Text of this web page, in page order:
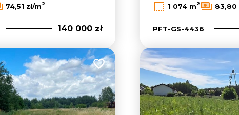
74,51 zł/m2
140 000 zł
1 074 m2 83,80
PFT-GS-4436
Dodaj do ulubionych